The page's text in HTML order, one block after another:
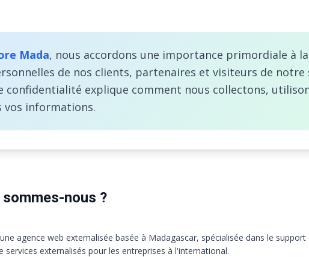
Mada, nous accordons une importance primordiale à
de nos clients, partenaires et visiteurs de notre
confidentialité explique comment nous collectons,
vos informations.
sommes-nous ?
agence web externalisée basée à Madagascar, spécialisée dans le
services externalisés pour les entreprises à l'international.